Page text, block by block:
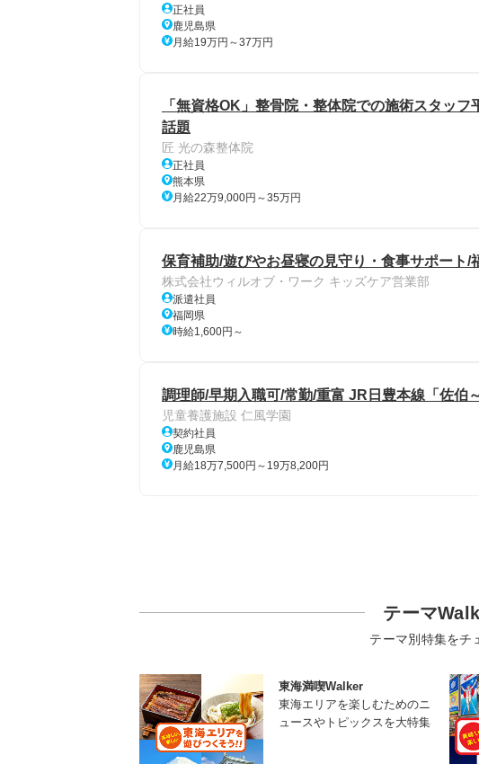
正社員
鹿児島県
月給19万円～37万円
「無資格OK」整骨院・整体院での施術スタッ
話題
匠 光の森整体院
正社員
熊本県
月給22万9,000円～35万円
保育補助/遊びやお昼寝の見守り・食事サポート/
株式会社ウィルオブ・ワーク キッズケア営業部
派遣社員
福岡県
時給1,600円～
調理師/早期入職可/常勤/重富 JR日豊本線「佐伯
児童養護施設 仁風学園
契約社員
鹿児島県
月給18万7,500円～19万8,200円
テーマ
テーマ別特集をチ
東海満喫Walker
東海エリアを楽しむためのニ
ュースやトピックスを大特集